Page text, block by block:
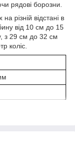
рядові борозни.
різній відстані в
від 10 см до 15
з 29 см до 32 см
коліс.